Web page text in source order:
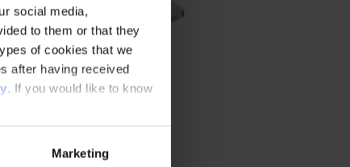
social media,
to them or that they
of cookies that we
after having received
. If you would like to know
Marketing